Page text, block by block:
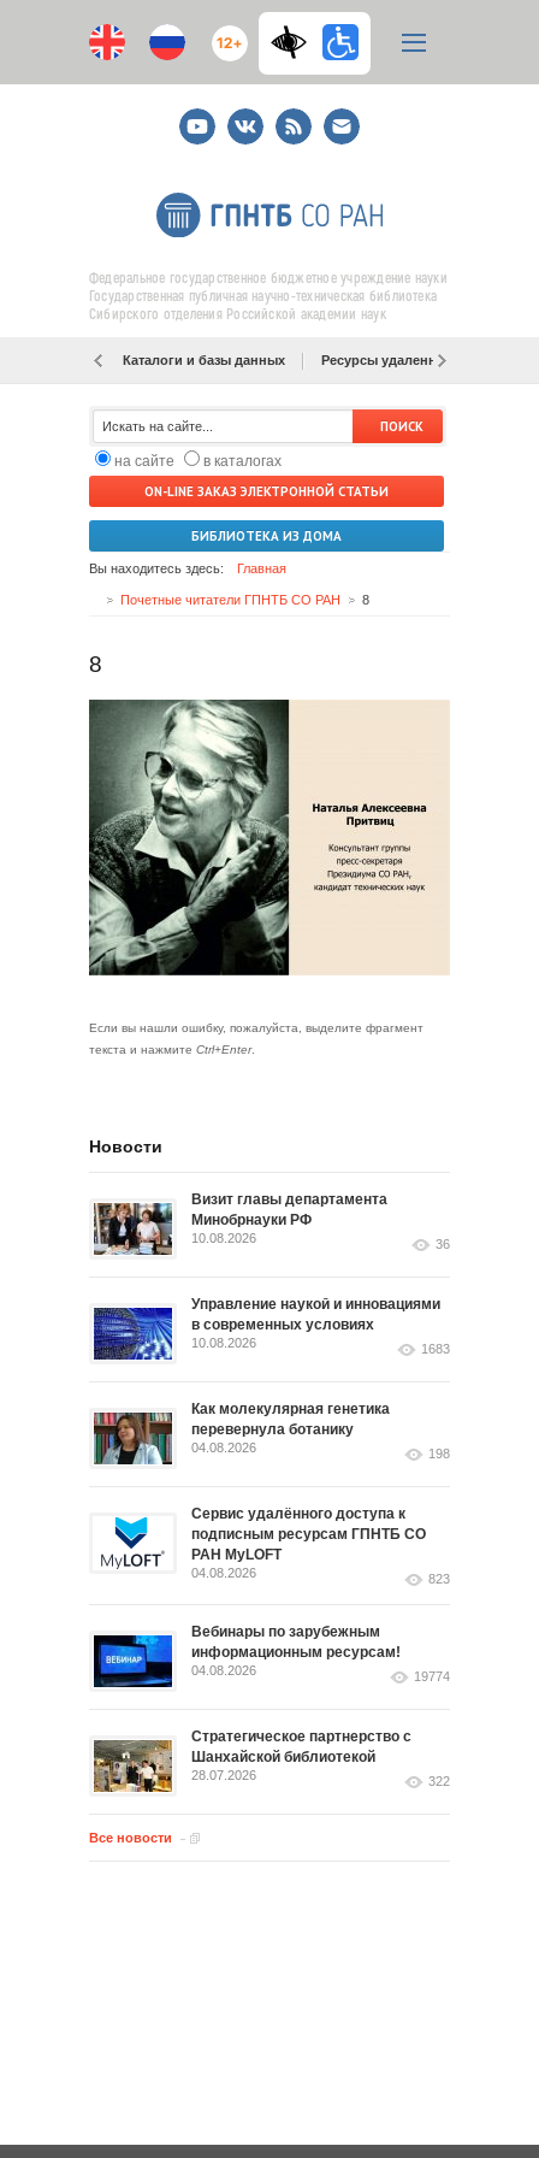
12+
YoutubeВКонтакте
RSS
E-
mail
подписка
Федеральное государственное бюджетное учреждение науки
Государственная публичная научно-техническая библиотека
Сибирского отделения Российской академии наук
Каталоги и базы данных Ресурсы удаленного доступа
на сайте
в каталогах
ON-LINE ЗАКАЗ ЭЛЕКТРОННОЙ СТАТЬИ
БИБЛИОТЕКА ИЗ ДОМА
Вы находитесь здесь: Главная
Почетные читатели ГПНТБ СО РАН 8
8
Если вы нашли ошибку, пожалуйста, выделите фрагмент
текста и нажмите Ctrl+Enter.
Новости
Визит главы департамента
Минобрнауки РФ
10.08.2026 36
Управление наукой и инновациями
в современных условиях
10.08.2026 1683
Как молекулярная генетика
перевернула ботанику
04.08.2026 198
Сервис удалённого доступа к
подписным ресурсам ГПНТБ СО
РАН MyLOFT
04.08.2026 823
Вебинары по зарубежным
информационным ресурсам!
04.08.2026 19774
Стратегическое партнерство с
Шанхайской библиотекой
28.07.2026 322
Все новости